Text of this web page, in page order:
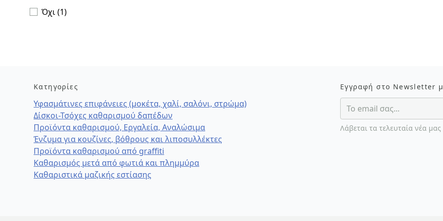
Όχι (1)
Κατηγορίες
Υφασμάτινες επιφάνειες (μοκέτα, χαλί, σαλόνι, στρώμα)
Δίσκοι-Τσόχες καθαρισμού δαπέδων
Προϊόντα καθαρισμού, Εργαλεία, Αναλώσιμα
Ένζυμα για κουζίνες, βόθρους και λιποσυλλέκτες
Προϊόντα καθαρισμού από graffiti
Καθαρισμός μετά από φωτιά και πλημμύρα
Καθαριστικά μαζικής εστίασης
Εγγραφή στο Newsletter
Λάβεται τα τελευταία νέα μας